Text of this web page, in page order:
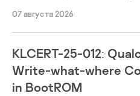
07 августа 2026
KLCERT-25-012:
Write-what-where
in BootROM